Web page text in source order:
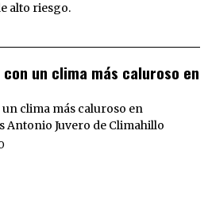
alto riesgo.
un clima más caluroso en
clima más caluroso en
Antonio Juvero de Climahillo